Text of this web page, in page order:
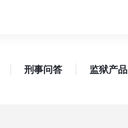
刑事问答 监狱产品